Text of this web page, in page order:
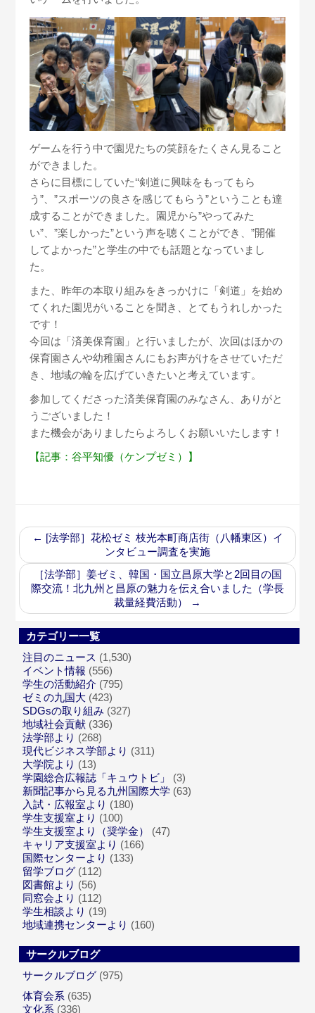
ゲームを行う中で園児たちの笑顔をたくさん見ること
ができました。
さらに目標にしていた‘‘剣道に興味をもってもら
う”、”スポーツの良さを感じてもらう”ということも達
成することができました。園児から”やってみた
い”、”楽しかった”という声を聴くことができ、”開催
してよかった”と学生の中でも話題となっていまし
た。
また、昨年の本取り組みをきっかけに「剣道」を始め
てくれた園児がいることを聞き、とてもうれしかった
です！
今回は「済美保育園」と行いましたが、次回はほかの
保育園さんや幼稚園さんにもお声がけをさせていただ
き、地域の輪を広げていきたいと考えています。
参加してくださった済美保育園のみなさん、ありがと
うございました！
また機会がありましたらよろしくお願いいたします！
【記事：谷平知優（ケンプゼミ）】
← [法学部］花松ゼミ 枝光本町商店街（八幡東区）イ
ンタビュー調査を実施
［法学部］姜ゼミ、韓国・国立昌原大学と2回目の国
際交流！北九州と昌原の魅力を伝え合いました（学長
裁量経費活動）
→
カテゴリー一覧
注目のニュース (1,530)
イベント情報 (556)
学生の活動紹介 (795)
ゼミの九国大 (423)
SDGsの取り組み (327)
地域社会貢献 (336)
法学部より (268)
現代ビジネス学部より (311)
大学院より (13)
学園総合広報誌「キュウトビ」
(3)
新聞記事から見る九州国際大学 (63)
入試・広報室より (180)
学生支援室より (100)
学生支援室より（奨学金）
(47)
キャリア支援室より (166)
国際センターより (133)
留学ブログ (112)
図書館より (56)
同窓会より (112)
学生相談より (19)
地域連携センターより (160)
サークルブログ
サークルブログ (975)
体育会系 (635)
文化系 (336)